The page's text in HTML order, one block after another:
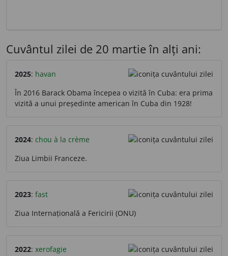
Cuvântul zilei de 20 martie în alți ani:
2025: havan
În 2016 Barack Obama începea o vizită în Cuba: era prima
vizită a unui președinte american în Cuba din 1928!
2024: chou à la crème
Ziua Limbii Franceze.
2023: fast
Ziua Internațională a Fericirii (ONU)
2022: xerofagie